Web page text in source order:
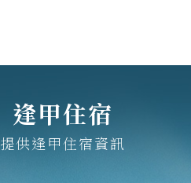
逢甲住宿
提供逢甲住宿資訊